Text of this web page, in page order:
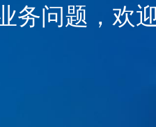
务问题，欢